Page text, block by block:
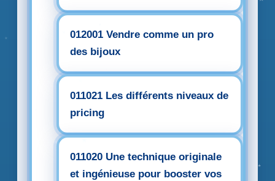
012001 Vendre comme un pro
des bijoux
011021 Les différents niveaux de
pricing
011020 Une technique originale
et ingénieuse pour booster vos